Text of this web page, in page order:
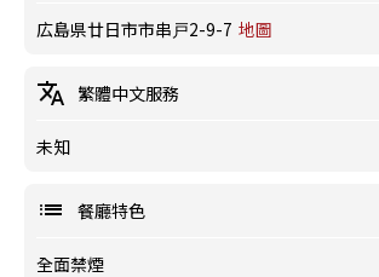
広島県廿日市市串戸2-9-7 地圖
繁體中文服務
未知
餐廳特色
全面禁煙